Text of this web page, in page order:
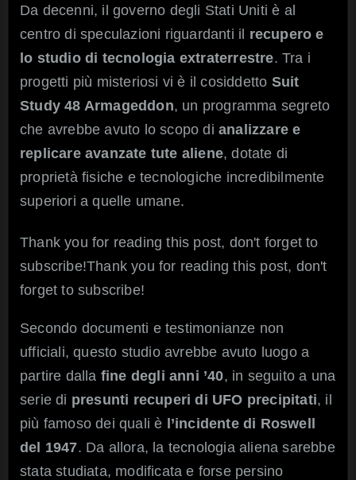
aliena
segreta?
Da decenni, il governo degli Stati Uniti è al
centro di speculazioni riguardanti il recupero e
lo studio di tecnologia extraterrestre. Tra i
progetti più misteriosi vi è il cosiddetto Suit
Study 48 Armageddon, un programma segreto
che avrebbe avuto lo scopo di analizzare e
replicare avanzate tute aliene, dotate di
proprietà fisiche e tecnologiche incredibilmente
superiori a quelle umane.
Thank you for reading this post, don't forget to
subscribe!Thank you for reading this post, don't
forget to subscribe!
Secondo documenti e testimonianze non
ufficiali, questo studio avrebbe avuto luogo a
partire dalla fine degli anni ’40, in seguito a una
serie di presunti recuperi di UFO precipitati, il
più famoso dei quali è l’incidente di Roswell
del 1947. Da allora, la tecnologia aliena sarebbe
stata studiata, modificata e forse persino